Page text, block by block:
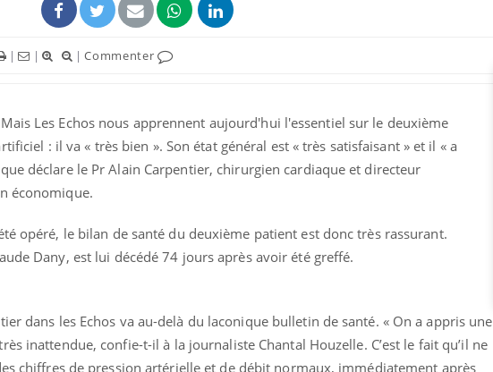
| | |Commenter
Les Echos nous apprennent aujourd'hui l'essentiel sur le deuxième
: il va « très bien ». Son état général est « très satisfaisant » et il « a
déclare le Pr Alain Carpentier, chirurgien cardiaque et directeur
économique.
opéré, le bilan de santé du deuxième patient est donc très rassurant.
Dany, est lui décédé 74 jours après avoir été greffé.
dans les Echos va au-delà du laconique bulletin de santé. « On a appris une
inattendue, confie-t-il à la journaliste Chantal Houzelle. C’est le fait qu’il ne
chiffres de pression artérielle et de débit normaux, immédiatement après